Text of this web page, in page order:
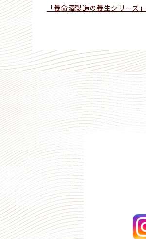
「養命酒製造の養生シリーズ